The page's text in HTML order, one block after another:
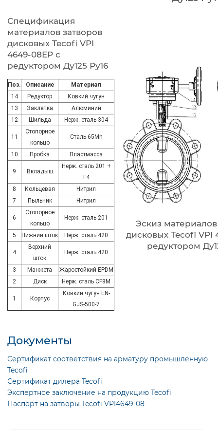
Спецификация
материалов затворов
дисковых Tecofi VPI
4649-08EP с
редуктором Ду125 Ру16
Поз. Описание
Материал
14
Редуктор
Ковкий чугун
13
Заклепка
Алюминий
12
Шильда Нерж. сталь 304
11
Стопорное
кольцо
Сталь 65Mn
10 Пробка Пластмасса
9 Вкладыш
Нерж. сталь 201 +
F4
8
Кольцевая
Нитрил
7
Пыльник Нитрил
6
Стопорное
кольцо
Нерж. сталь 201
5 Нижний шток Нерж. сталь 420
4
Верхний
шток
Нерж. сталь 420
3 Манжета
Жаростойкий EPDM
2
Диск Нерж. сталь CF8M
1 Корпус
Ковкий чугун EN-
GJS-500-7
Эскиз материалов
дисковых Tecofi VPI
редуктором
Документы
Сертификат соответствия на арматуру промышленную
Tecofi
Сертификат дилера Tecofi
Экспертное заключение на продукцию Tecofi
Паспорт на затворы Tecofi VPI4649-08